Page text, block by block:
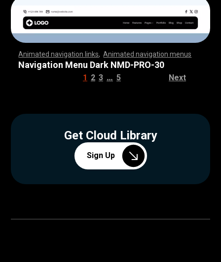
Animated navigation links ,Animated navigation menus
,,,,,,,,,,,,,,,,,,,,,,,,,,,, ,,,,,,,,,,,,,,,,,,,,,,,,,,,,,,,
,,,,,,,,,,,,,,,,,,,,,,,,,,,, ,,,,,,,,,,,,,,,,,,,,,,,,,,,,,,,
,,,,,,,,,,,,,,,,
Navigation Menu Dark NMD-PRO-30
1 2 3 … 5 Next
Get Cloud Library
Sign Up